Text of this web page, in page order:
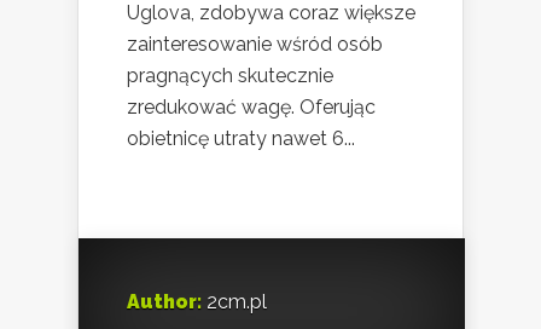
Uglova, zdobywa coraz większe
zainteresowanie wśród osób
pragnących skutecznie
zredukować wagę. Oferując
obietnicę utraty nawet 6...
Author: 2cm.pl